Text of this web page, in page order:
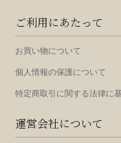
ご利用にあたって
お買い物について
個人情報の保護について
特定商取引に関する法律に
運営会社について